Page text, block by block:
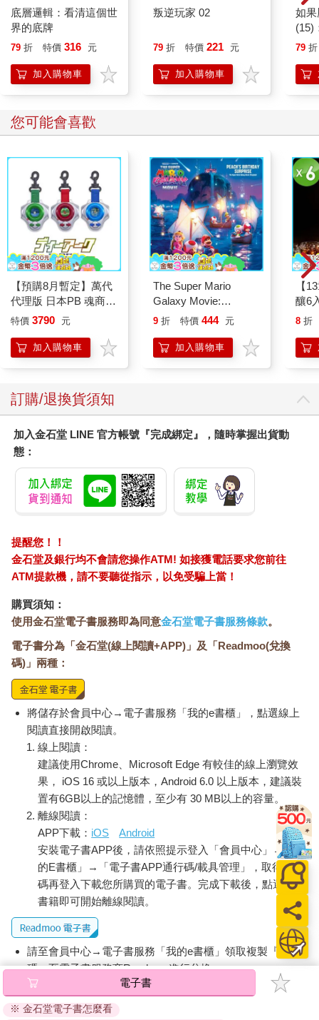
底層邏輯：看清這個世
界的底牌
79 折 特價 316 元
加入購物車
叛逆玩家 02
79 折 特價 221 元
加入購物車
如
(15)
貓
79 折
您可能會喜歡
【預購8月暫定】萬代
代理版 日本PB 魂商店
限定 數碼寶貝 D-ARK
特價 3790 元
加入購物車
The Super Mario
Galaxy Movie:
Peach`s Birthday
Mario Galaxy Movie
Storybook
9 折 特價 444 元
加入購物車
【
釀6
8 折
訂購/退換貨須知
加入金石堂 LINE 官方帳號『完成綁定』，隨時掌握出貨動
態：
提醒您！！
金石堂及銀行均不會請您操作ATM! 如接獲電話要求您前往
ATM提款機，請不要聽從指示，以免受騙上當！
購買須知：
使用金石堂電子書服務即為同意金石堂電子書服務條款。
電子書分為「金石堂(線上閱讀+APP)」及「Readmoo(兌換
碼)」兩種：
將儲存於會員中心→電子書服務「我的e書櫃」，點選線上
閱讀直接開啟閱讀。
線上閱讀：
建議使用Chrome、Microsoft Edge 有較佳的線上瀏覽效
果， iOS 16 或以上版本，Android 6.0 以上版本，建議裝
置有6GB以上的記憶體，至少有 30 MB以上的容量。
離線閱讀：
APP下載： iOS
Android
安裝電子書APP後，請依照提示登入「會員中心」→「我
的E書櫃」→「電子書APP通行碼/載具管理」，取得通行
碼再登入下載您所購買的電子書。完成下載後，點選任一
書籍即可開始離線閱讀。
請至會員中心→電子書服務「我的e書櫃」領取複製『兌換
碼』至電子書服務商Readmoo進行兌換。
退換貨須知：
因版權保護，您在金石堂所購買的電子書僅能以金石堂專屬
電子書
※ 金石堂電子書怎麼看